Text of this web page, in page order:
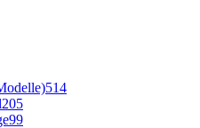
514
205
99